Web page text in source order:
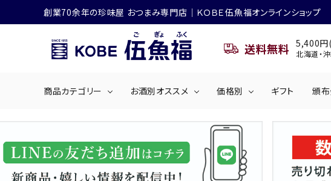
創業70余年の珍味屋 おつまみ専門店│ＫＯＢＥ伍魚福オンラインショップ
送料無料 5,400円
北海道・
商品カテゴリー
くぎ煮 海産物
お酒別オススメ 価格別 ギフト 頒
ACCOUNT MENU